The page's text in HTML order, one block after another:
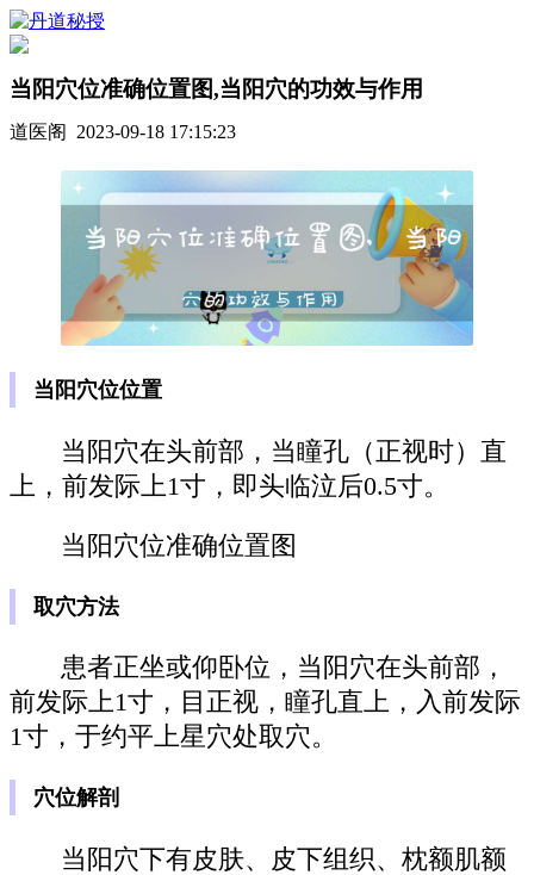
当阳穴位准确位置图,当阳穴的功效与作用
道医阁 2023-09-18 17:15:23
当阳穴位位置
当阳穴在头前部，当瞳孔（正视时）直
上，前发际上1寸，即头临泣后0.5寸。
当阳穴位准确位置图
取穴方法
患者正坐或仰卧位，当阳穴在头前部，
前发际上1寸，目正视，瞳孔直上，入前发际
1寸，于约平上星穴处取穴。
穴位解剖
当阳穴下有皮肤、皮下组织、枕额肌额